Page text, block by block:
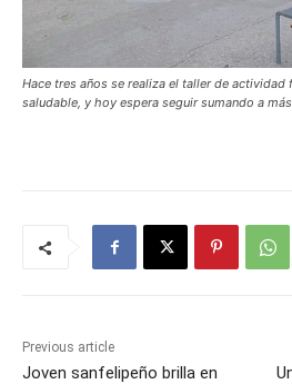
Hace tres años se realiza el taller de
saludable, y hoy espera seguir sumando a
Previous article
Joven sanfelipeño brilla en